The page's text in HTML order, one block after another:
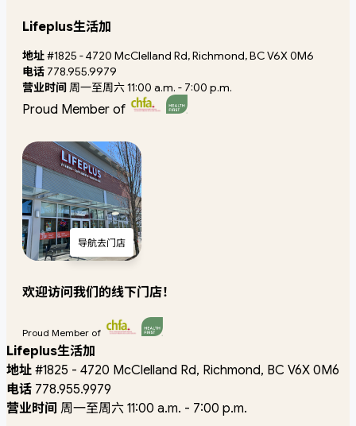
Lifeplus生活加
地址#1825 - 4720 McClelland Rd, Richmond, BC V6X 0M6
电话 778.955.9979
营业时间 周一至周六 11:00 a.m. - 7:00 p.m.
Proud Member of
导航去门店
欢迎访问我们的线下门店！
Proud Member of
Lifeplus生活加
地址 #1825 - 4720 McClelland Rd, Richmond, BC V6X 0M6
电话 778.955.9979
营业时间 周一至周六 11:00 a.m. - 7:00 p.m.